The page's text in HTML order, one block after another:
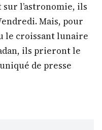
l’astronomie, ils
Mais, pour
le croissant lunaire
ils prieront le
de presse